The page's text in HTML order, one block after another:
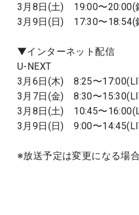
3月8日(土) 19:00〜20:00(
3月9日(日) 17:30〜18:54(
▼インターネット配信
U-NEXT
3月6日(木) 8:25〜
3月7日(金) 8:30〜
3月8日(土) 10:45〜
3月9日(日) 9:00〜
※放送予定は変更になる場